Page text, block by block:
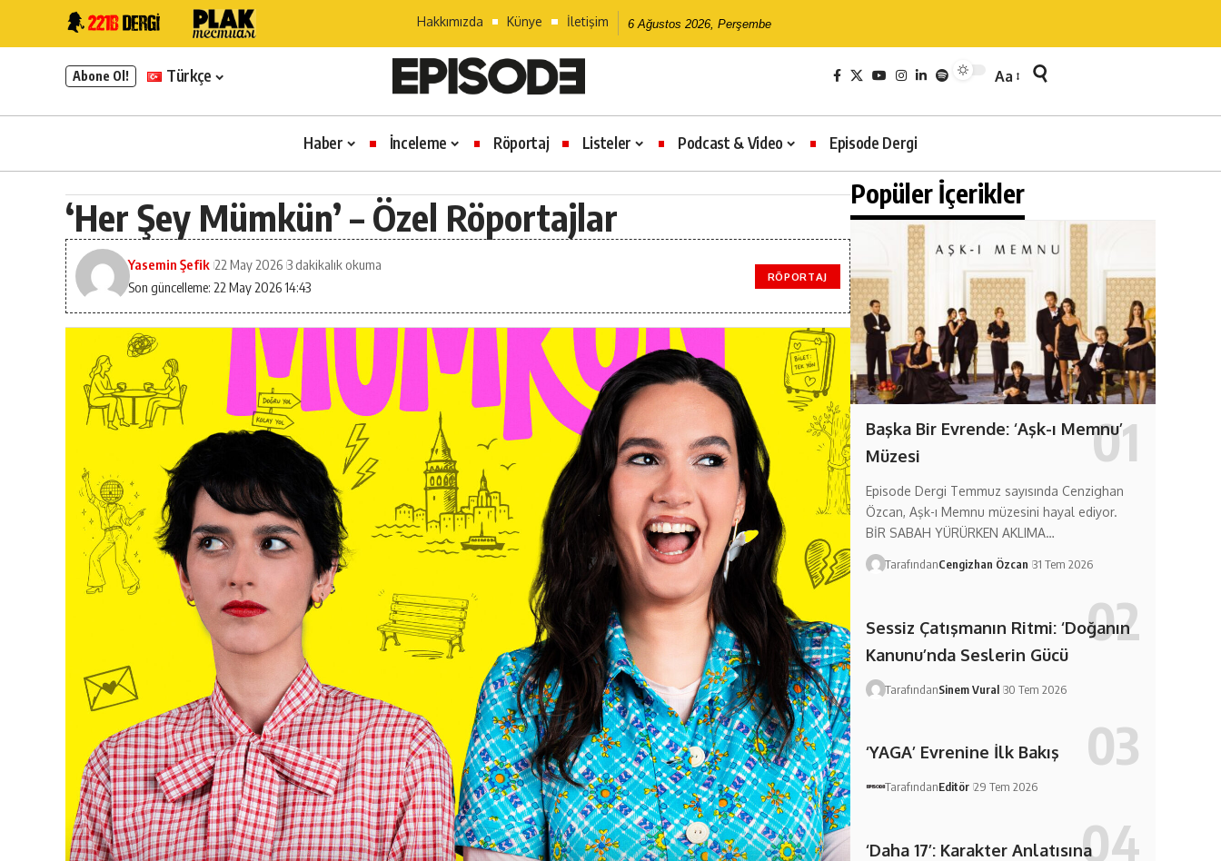
Hakkımızda Künye İletişim 6 Ağustos 2026, Perşembe
Abone Ol! Türkçe Aa
Haber İnceleme Röportaj Listeler Podcast & Video Episode Dergi
‘Her Şey Mümkün’ – Özel Röportajlar
Son güncelleme: 22 May 2026 14:43
Yasemin Şefik 22 May 2026 3 dakikalık okuma
RÖPORTAJ
Popüler İçerikler
Başka Bir Evrende: ‘Aşk-ı Memnu’
Müzesi
Episode Dergi Temmuz sayısında Cenzighan
Özcan, Aşk-ı Memnu müzesini hayal ediyor.
BİR SABAH YÜRÜRKEN AKLIMA…
TarafındanCengizhan Özcan 31 Tem 2026
Sessiz Çatışmanın Ritmi: ‘Doğanın
Kanunu’nda Seslerin Gücü
TarafındanSinem Vural 30 Tem 2026
‘YAGA’ Evrenine İlk Bakış
TarafındanEditör 29 Tem 2026
‘Daha 17’: Karakter Anlatısına